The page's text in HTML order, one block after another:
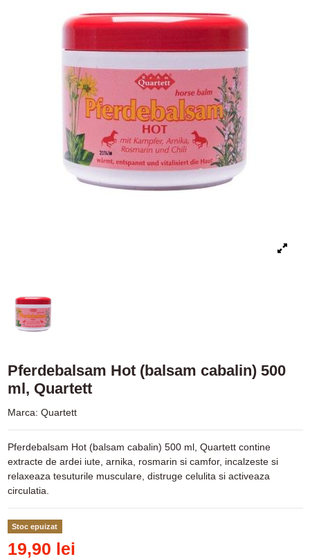
Pferdebalsam Hot (balsam cabalin) 500
ml, Quartett
Marca: Quartett
Pferdebalsam Hot (balsam cabalin) 500 ml, Quartett contine
extracte de ardei iute, arnika, rosmarin si camfor, incalzeste si
relaxeaza tesuturile musculare, distruge celulita si activeaza
circulatia.
Stoc epuizat
19,90 lei